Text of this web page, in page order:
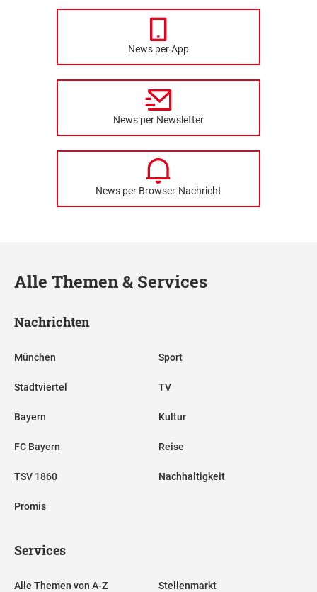
News per App
News per Newsletter
News per Browser-Nachricht
Alle Themen & Services
Nachrichten
München
Stadtviertel
Bayern
FC Bayern
TSV 1860
Promis
Sport
TV
Kultur
Reise
Nachhaltigkeit
Services
Alle Themen von A-Z Stellenmarkt